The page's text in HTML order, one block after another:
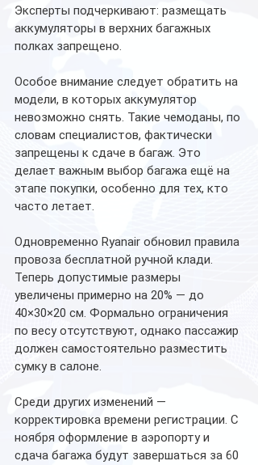
Эксперты подчеркивают: размещать
аккумуляторы в верхних багажных
полках запрещено.
Особое внимание следует обратить на
модели, в которых аккумулятор
невозможно снять. Такие чемоданы, по
словам специалистов, фактически
запрещены к сдаче в багаж. Это
делает важным выбор багажа ещё на
этапе покупки, особенно для тех, кто
часто летает.
Одновременно Ryanair обновил правила
провоза бесплатной ручной клади.
Теперь допустимые размеры
увеличены примерно на 20% — до
40×30×20 см. Формально ограничения
по весу отсутствуют, однако пассажир
должен самостоятельно разместить
сумку в салоне.
Среди других изменений —
корректировка времени регистрации. С
ноября оформление в аэропорту и
сдача багажа будут завершаться за 60